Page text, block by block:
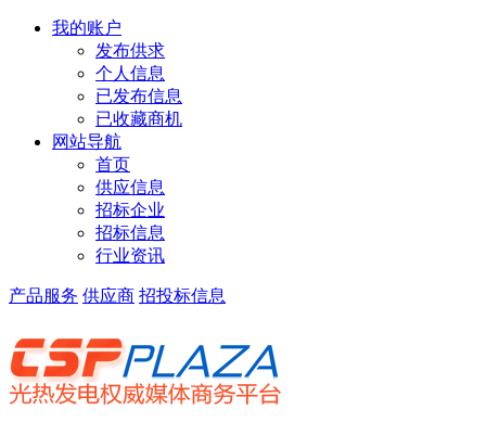
我的账户
发布供求
个人信息
已发布信息
已收藏商机
网站导航
首页
供应信息
招标企业
招标信息
行业资讯
产品服务 供应商 招投标信息